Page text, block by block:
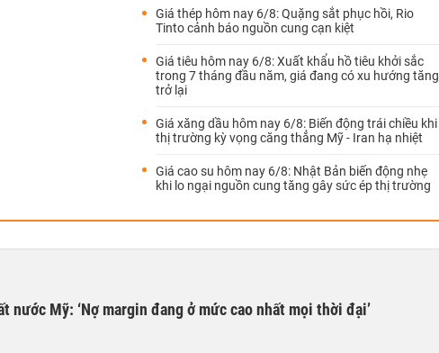
Giá thép hôm nay 6/8: Quặng sắt phục hồi, Rio
Tinto cảnh báo nguồn cung cạn kiệt
Giá tiêu hôm nay 6/8: Xuất khẩu hồ tiêu khởi sắc
trong 7 tháng đầu năm, giá đang có xu hướng tăng
trở lại
Giá xăng dầu hôm nay 6/8: Biến động trái chiều khi
thị trường kỳ vọng căng thẳng Mỹ - Iran hạ nhiệt
Giá cao su hôm nay 6/8: Nhật Bản biến động nhẹ
khi lo ngại nguồn cung tăng gây sức ép thị trường
nước Mỹ: ‘Nợ margin đang ở mức cao nhất mọi thời đại’